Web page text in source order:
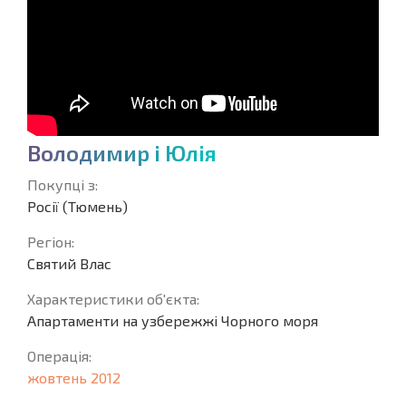
Володимир і Юлія
Покупці з:
Росії (Тюмень)
Регіон:
Святий Влас
Характеристики об'єкта:
Апартаменти на узбережжі Чорного моря
Операція:
жовтень 2012